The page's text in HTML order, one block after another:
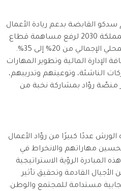
سدكو القابضة بدعم ريادة الأعمال
تماشياً مع مستهدفات رؤية المملكة 2030 لرفع مساهمة قطاع
المنشآت الصغيرة في الناتج المحلي الإجمالي من 20% إلى 35%.
المالية وتطوير المهارات
الناشئة، وتوعيتهم وتدريبهم،
منصّة روّاد بمشاركة نخبة من
عددًا كبيرًا من روّاد الأعمال
مهاراتهم والانخراط في
الرؤية الاستراتيجية
القادمة وتحقيق تأثير
مستدامة للمجتمع والوطن.